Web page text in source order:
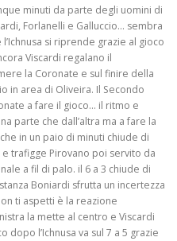
minuti da parte degli uomini di
Forlanelli e Galluccio… sembra
si riprende grazie al gioco
Viscardi regalano il
la Coronate e sul finire della
in area di Oliveira. Il Secondo
a fare il gioco… il ritmo e
parte che dall’altra ma a fare la
in un paio di minuti chiude di
trafigge Pirovano poi servito da
a fil di palo. il 6 a 3 chiude di
Boniardi sfrutta un incertezza
ti aspetti è la reazione
la mette al centro e Viscardi
l’Ichnusa va sul 7 a 5 grazie